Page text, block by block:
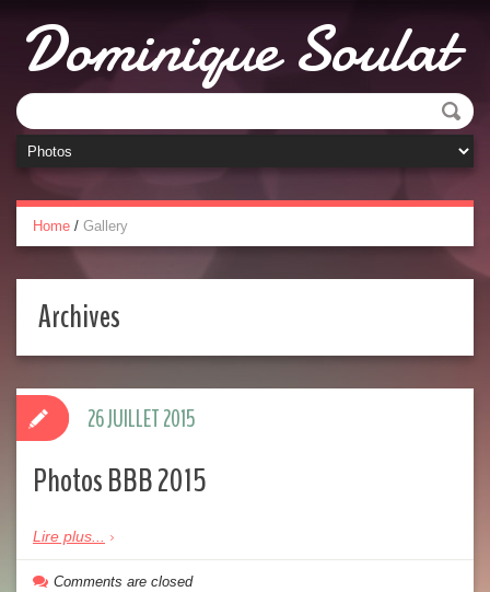
Dominique Soulat
Home / Gallery
Archives
Photos BBB 2015
Lire plus...
26 JUILLET 2015
Comments are closed